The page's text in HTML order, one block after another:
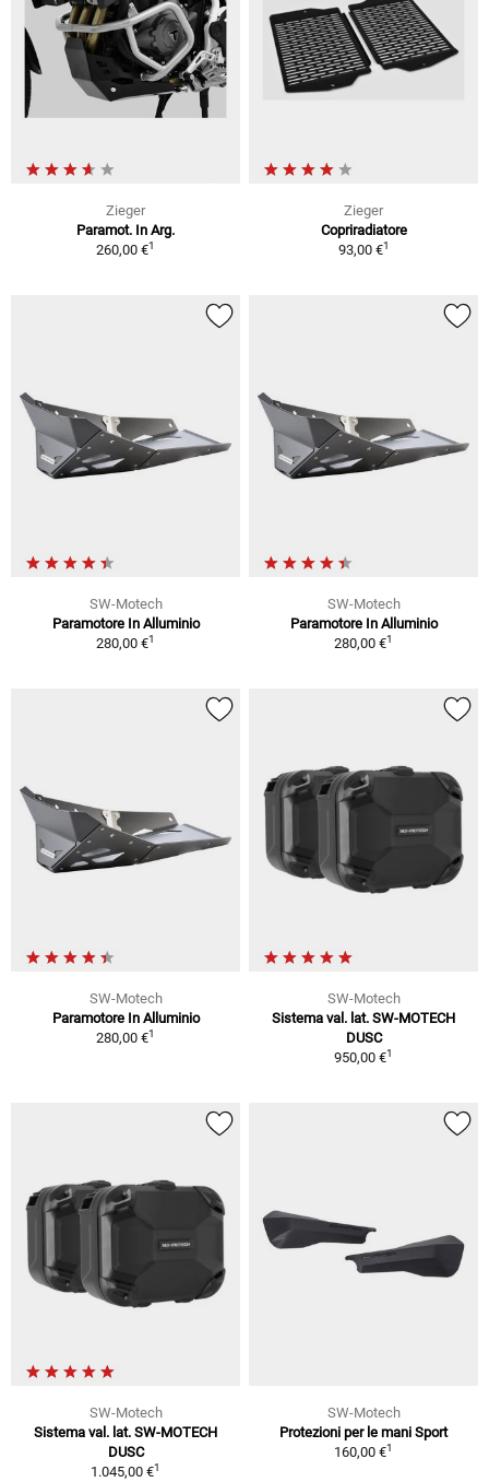
Zieger
Paramot. In Arg.
260,00 €1
Zieger
Copriradiatore
93,00 €1
SW-Motech
Paramotore In Alluminio
280,00 €1
SW-Motech
Paramotore In Alluminio
280,00 €1
SW-Motech
Paramotore In Alluminio
280,00 €1
SW-Motech
Sistema val. lat. SW-MOTECH
DUSC
950,00 €1
SW-Motech
Sistema val. lat. SW-MOTECH
DUSC
1.045,00 €1
SW-Motech
Protezioni per le mani Sport
160,00 €1